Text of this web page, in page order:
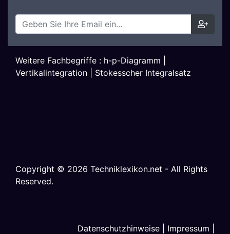
Weitere Fachbegriffe : h-p-Diagramm
Vertikalintegration
Stokesscher Integralsatz
Copyright © 2026 Techniklexikon.net - All Rights
Reserved.
Datenschutzhinweise Impressum